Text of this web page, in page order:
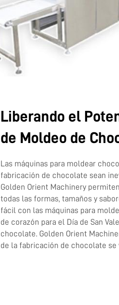
Liberando el
de Moldeo de
Las máquinas para moldear
fabricación de chocolate sean
Golden Orient Machinery
todas las formas, tamaños y
fácil con las máquinas para
de corazón para el Día de San
chocolate. Golden Orient
de la fabricación de chocolate se